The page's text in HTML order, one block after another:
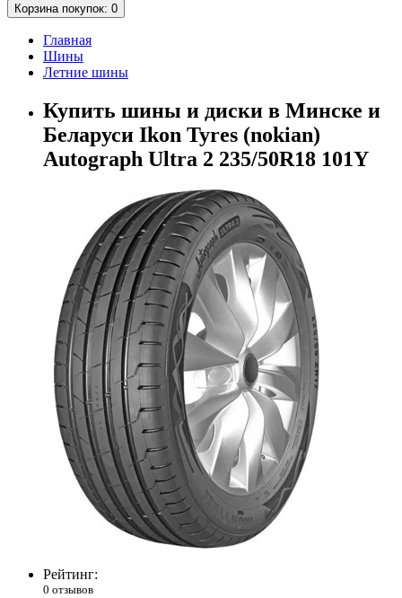
Корзинапокупок: 0
Главная
Шины
Летние шины
Купить шины и диски в Минске и
Беларуси Ikon Tyres (nokian)
Autograph Ultra 2 235/50R18 101Y
Рейтинг:
0 отзывов